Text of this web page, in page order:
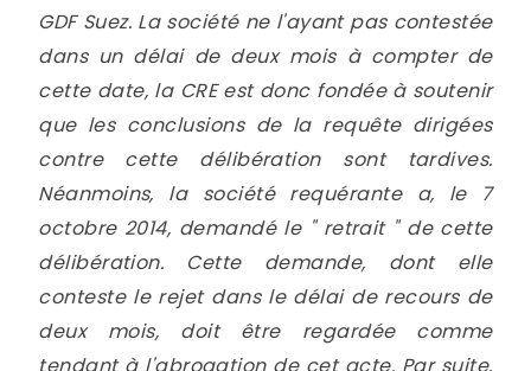
GDF Suez. La société ne l'ayant pas contestée
dans un délai de deux mois à compter de
cette date, la CRE est donc fondée à soutenir
que les conclusions de la requête dirigées
contre cette délibération sont tardives.
Néanmoins, la société requérante a, le 7
octobre 2014, demandé le " retrait " de cette
délibération. Cette demande, dont elle
conteste le rejet dans le délai de recours de
deux mois, doit être regardée comme